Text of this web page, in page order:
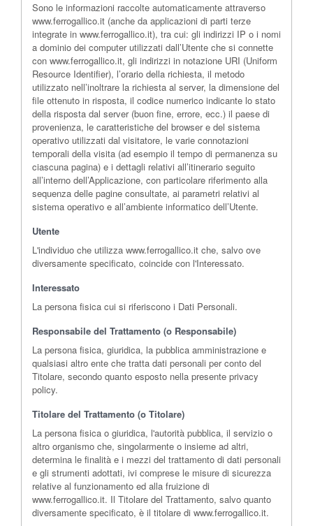
Sono le informazioni raccolte automaticamente attraverso
www.ferrogallico.it (anche da applicazioni di parti terze
integrate in www.ferrogallico.it), tra cui: gli indirizzi IP o i nomi
a dominio dei computer utilizzati dall’Utente che si connette
con www.ferrogallico.it, gli indirizzi in notazione URI (Uniform
Resource Identifier), l’orario della richiesta, il metodo
utilizzato nell’inoltrare la richiesta al server, la dimensione del
file ottenuto in risposta, il codice numerico indicante lo stato
della risposta dal server (buon fine, errore, ecc.) il paese di
provenienza, le caratteristiche del browser e del sistema
operativo utilizzati dal visitatore, le varie connotazioni
temporali della visita (ad esempio il tempo di permanenza su
ciascuna pagina) e i dettagli relativi all’itinerario seguito
all’interno dell’Applicazione, con particolare riferimento alla
sequenza delle pagine consultate, ai parametri relativi al
sistema operativo e all’ambiente informatico dell’Utente.
Utente
L'individuo che utilizza www.ferrogallico.it che, salvo ove
diversamente specificato, coincide con l'Interessato.
Interessato
La persona fisica cui si riferiscono i Dati Personali.
Responsabile del Trattamento (o Responsabile)
La persona fisica, giuridica, la pubblica amministrazione e
qualsiasi altro ente che tratta dati personali per conto del
Titolare, secondo quanto esposto nella presente privacy
policy.
Titolare del Trattamento (o Titolare)
La persona fisica o giuridica, l'autorità pubblica, il servizio o
altro organismo che, singolarmente o insieme ad altri,
determina le finalità e i mezzi del trattamento di dati personali
e gli strumenti adottati, ivi comprese le misure di sicurezza
relative al funzionamento ed alla fruizione di
www.ferrogallico.it. Il Titolare del Trattamento, salvo quanto
diversamente specificato, è il titolare di www.ferrogallico.it.